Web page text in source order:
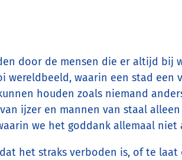
door de mensen die er altijd bij
waarin een stad een
houden zoals niemand
ijzer en mannen van staal
we het goddank allemaal niet
het straks verboden is, of te